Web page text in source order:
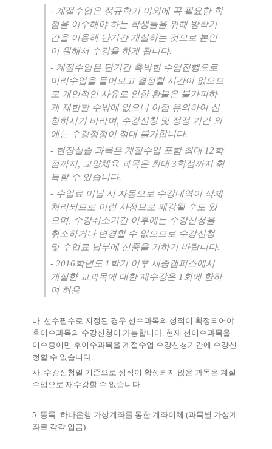
- 계절수업은 정규학기 이외에 꼭 필요한 학
점을 이수해야 하는 학생들을 위해 방학기
간을 이용해 단기간 개설하는 것으로 본인
이 원해서 수강을 하게 됩니다.
- 계절수업은 단기간 촉박한 수업진행으로
미리수업을 들어보고 결정할 시간이 없으므
로 개인적인 사유로 인한 환불은 불가피하
게 제한할 수밖에 없으니 이점 유의하여 신
청하시기 바라며, 수강신청 및 정정 기간 외
에는 수강정정이 절대 불가합니다.
- 현장실습 과목은 계절수업 포함 최대 12 학
점까지, 교양체육 과목은 최대3 학점까지 취
득할 수 있습니다.
- 수업료 미납 시 자동으로 수강내역이 삭제
처리되므로 이런 사정으로 폐강될 수도 있
으며, 수강취소기간 이후에는 수강신청을
취소하거나 변경할 수 없으므로 수강신청
및 수업료 납부에 신중을 기하기 바랍니다.
- 2016학년도 1 학기 이후 세종캠퍼스에서
개설한 교과목에 대한 재수강은 1 회에 한하
여 허용
바 선수필수로 지정된 경우 선수과목의 성적이 확정되어야
후이수과목의 수강신청이 가능합니다 현재 선이수과목을
이수중이면 후이수과목을 계절수업 수강신청기간에 수강신
청할 수 없습니다
사 수강신청일 기준으로 성적이 확정되지 않은 과목은 계절
수업으로 재수강할 수 없습니다
5. 등록: 하나은행 가상계좌를 통한 계좌이체 (과목별 가상계
좌로 각각 입금)